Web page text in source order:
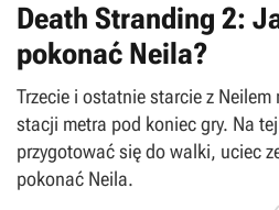
Death Stranding 2:
pokonać Neila?
Trzecie i ostatnie starcie z
stacji metra pod koniec gry. Na
przygotować się do walki, uciec
pokonać Neila.